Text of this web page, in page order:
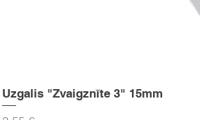
Uzgalis "Zvaigznīte 3" 15mm